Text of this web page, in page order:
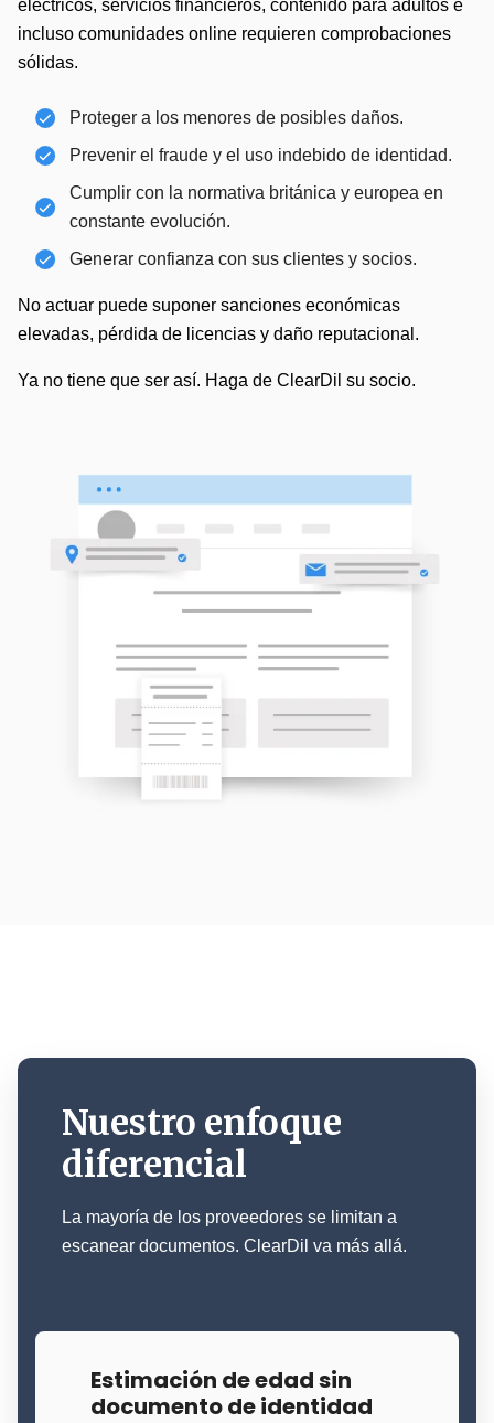
eléctricos, servicios financieros, contenido para adultos e
incluso comunidades online requieren comprobaciones
sólidas.
Proteger a los menores de posibles daños.
Prevenir el fraude y el uso indebido de identidad.
Cumplir con la normativa británica y europea en
constante evolución.
Generar confianza con sus clientes y socios.
No actuar puede suponer sanciones económicas
elevadas, pérdida de licencias y daño reputacional.
Ya no tiene que ser así. Haga de ClearDil su socio.
Nuestro enfoque
diferencial
La mayoría de los proveedores se limitan a
escanear documentos. ClearDil va más allá.
Estimación de edad sin
documento de identidad